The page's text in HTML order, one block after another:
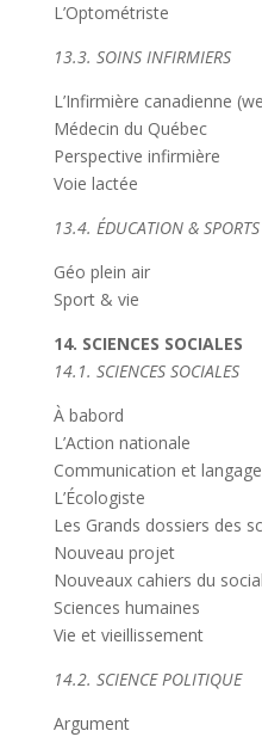
L’Optométriste
13.3. SOINS INFIRMIERS
L’Infirmière canadienne
Médecin du Québec
Perspective infirmière
Voie lactée
13.4. ÉDUCATION & SPORTS
Géo plein air
Sport & vie
14. SCIENCES SOCIALES
14.1. SCIENCES SOCIALES
À babord
L’Action nationale
Communication et
L’Écologiste
Les Grands dossiers des
Nouveau projet
Nouveaux cahiers du
Sciences humaines
Vie et vieillissement
14.2. SCIENCE POLITIQUE
Argument